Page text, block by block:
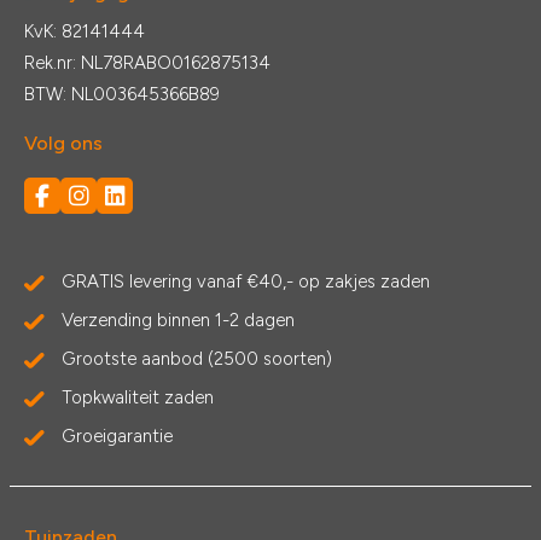
KvK: 82141444
Rek.nr: NL78RABO0162875134
BTW: NL003645366B89
Volg ons
GRATIS levering vanaf €40,- op zakjes zaden
Verzending binnen 1-2 dagen
Grootste aanbod (2500 soorten)
Topkwaliteit zaden
Groeigarantie